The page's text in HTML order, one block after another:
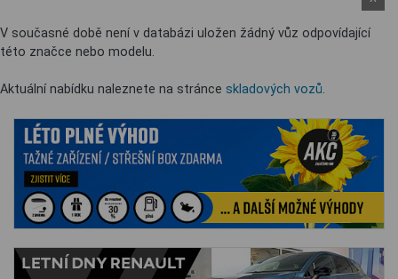
V současné době není v databázi uložen žádný vůz odpovídající
této značce nebo modelu.
Aktuální nabídku naleznete na stránce skladových vozů.